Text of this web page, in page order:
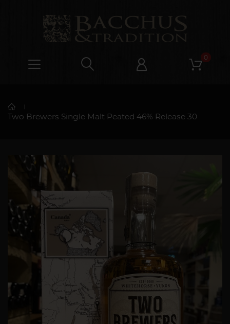
0
Two Brewers Single Malt Peated 46% Release 30